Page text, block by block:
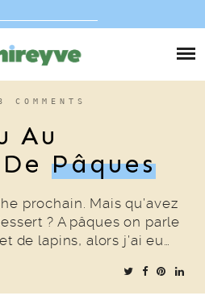
COMMENTS
Au
DePâques
prochain. Mais qu’avez
? A pâques on parle
de lapins, alors j’ai eu…